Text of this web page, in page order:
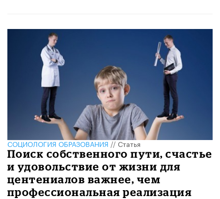
CОЦИОЛОГИЯ ОБРАЗОВАНИЯ//Статья
Поиск собственного пути, счастье
и удовольствие от жизни для
центениалов важнее, чем
профессиональная реализация